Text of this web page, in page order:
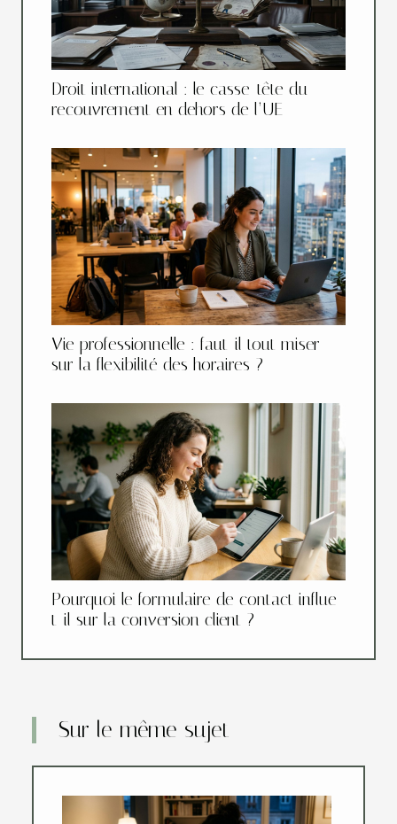
Droit international : le casse-tête du
recouvrement en dehors de l’UE
Vie professionnelle : faut-il tout miser
sur la flexibilité des horaires ?
Pourquoi le formulaire de contact influe-
t-il sur la conversion client ?
Sur le même sujet